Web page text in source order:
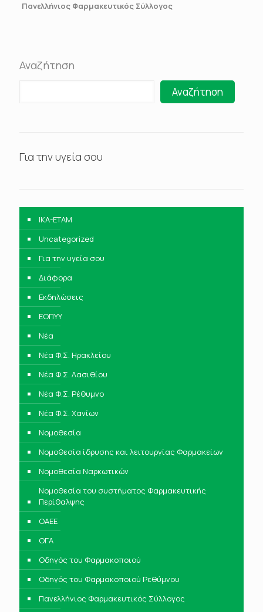
Πανελλήνιος Φαρμακευτικός Σύλλογος
Αναζήτηση
Αναζήτηση
Για την υγεία σου
IKA-ETAM
Uncategorized
Για την υγεία σου
Διάφορα
Εκδηλώσεις
ΕΟΠΥΥ
Νέα
Νέα Φ.Σ. Ηρακλείου
Νέα Φ.Σ. Λασιθίου
Νέα Φ.Σ. Ρέθυμνο
Νέα Φ.Σ. Χανίων
Νομοθεσία
Νομοθεσία ίδρυσης και λειτουργίας Φαρμακείων
Νομοθεσία Ναρκωτικών
Νομοθεσία του συστήματος Φαρμακευτικής
Περίθαλψης
ΟΑΕΕ
ΟΓΑ
Οδηγός του Φαρμακοποιού
Οδηγός του Φαρμακοποιού Ρεθύμνου
Πανελλήνιος Φαρμακευτικός Σύλλογος